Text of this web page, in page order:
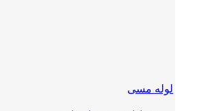
لوله مسی